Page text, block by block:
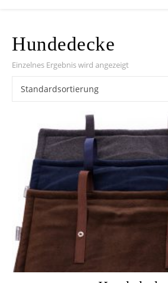
Hundedecke
Einzelnes Ergebnis wird angezeigt